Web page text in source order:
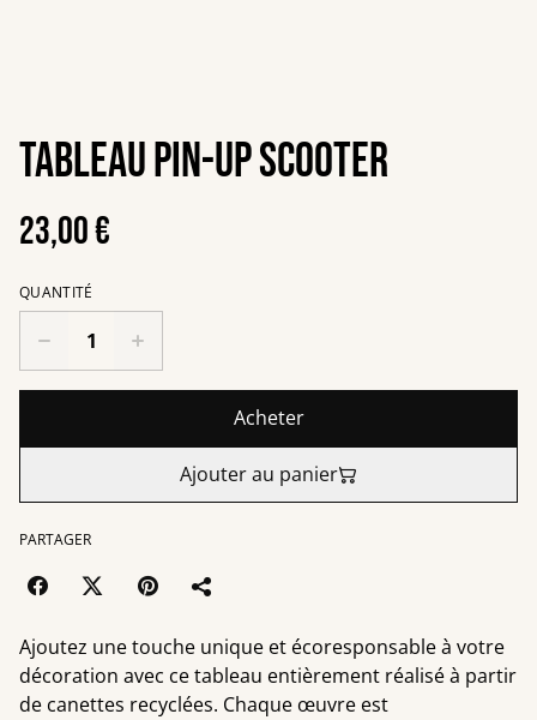
Tableau pin-up scooter
23,00 €
QUANTITÉ
Acheter
Ajouter au panier
PARTAGER
Ajoutez une touche unique et écoresponsable à votre
décoration avec ce tableau entièrement réalisé à partir
de canettes recyclées. Chaque œuvre est